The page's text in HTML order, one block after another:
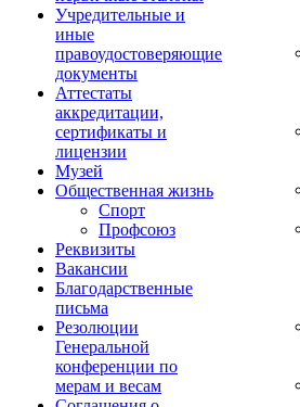
Учредительные и
иные
правоудостоверяющие
документы
Аттестаты
аккредитации,
сертификаты и
лицензии
Музей
Общественная жизнь
Спорт
Профсоюз
Реквизиты
Вакансии
Благодарственные
письма
Резолюции
Генеральной
конференции по
мерам и весам